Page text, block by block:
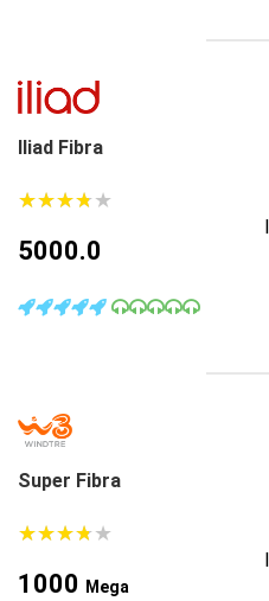
Iliad Fibra
★★★★★
★★★★★
5000.0
Super Fibra
★★★★★
★★★★★
1000 Mega